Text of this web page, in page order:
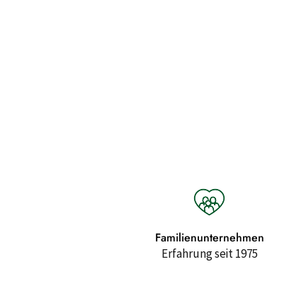
Familienunternehmen
Erfahrung seit 1975